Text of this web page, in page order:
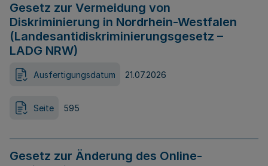
Gesetz zur Vermeidung von
Diskriminierung in Nordrhein-Westfalen
(Landesantidiskriminierungsgesetz –
LADG NRW)
Ausfertigungsdatum 21.07.2026
Seite 595
Gesetz zur Änderung des Online-